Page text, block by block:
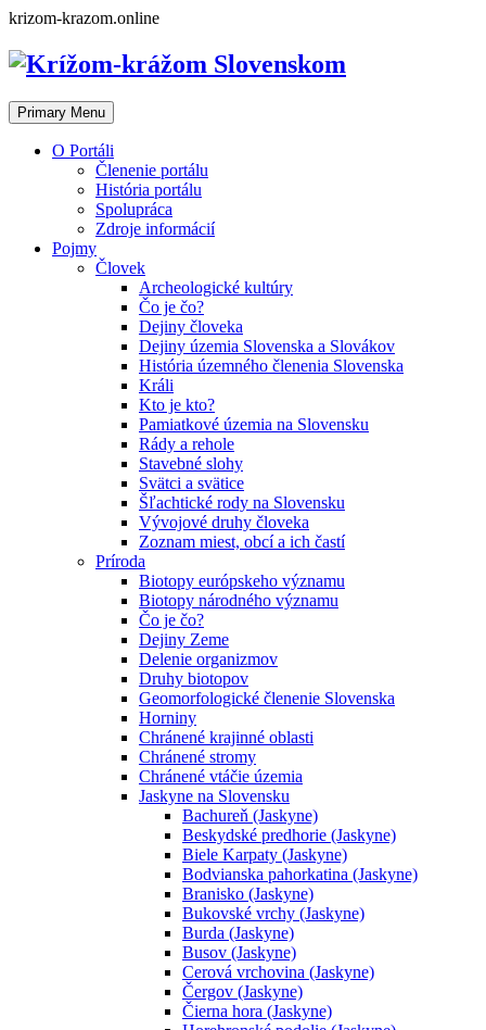
Skip
content
krizom-krazom.online
Primary Menu
O Portáli
Členenie portálu
História portálu
Spolupráca
Zdroje informácií
Pojmy
Človek
Archeologické kultúry
Čo je čo?
Dejiny človeka
Dejiny územia Slovenska a Slovákov
História územného členenia Slovenska
Králi
Kto je kto?
Pamiatkové územia na Slovensku
Rády a rehole
Stavebné slohy
Svätci a svätice
Šľachtické rody na Slovensku
Vývojové druhy človeka
Zoznam miest, obcí a ich častí
Príroda
Biotopy európskeho významu
Biotopy národného významu
Čo je čo?
Dejiny Zeme
Delenie organizmov
Druhy biotopov
Geomorfologické členenie Slovenska
Horniny
Chránené krajinné oblasti
Chránené stromy
Chránené vtáčie územia
Jaskyne na Slovensku
Bachureň (Jaskyne)
Beskydské predhorie (Jaskyne)
Biele Karpaty (Jaskyne)
Bodvianska pahorkatina (Jaskyne)
Branisko (Jaskyne)
Bukovské vrchy (Jaskyne)
Burda (Jaskyne)
Busov (Jaskyne)
Cerová vrchovina (Jaskyne)
Čergov (Jaskyne)
Čierna hora (Jaskyne)